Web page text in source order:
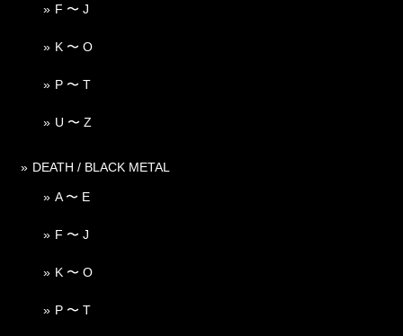
F 〜 J
K 〜 O
P 〜 T
U 〜 Z
DEATH / BLACK METAL
A 〜 E
F 〜 J
K 〜 O
P 〜 T